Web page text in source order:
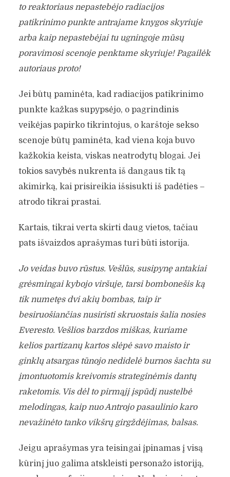
to reaktoriaus nepastebėjo radiacijos
patikrinimo punkte antrajame knygos skyriuje
arba kaip nepastebėjai tu ugningoje mūsų
poravimosi scenoje penktame skyriuje! Pagailėk
autoriaus proto!
Jei būtų paminėta, kad radiacijos patikrinimo
punkte kažkas supypsėjo, o pagrindinis
veikėjas papirko tikrintojus, o karštoje sekso
scenoje būtų paminėta, kad viena koja buvo
kažkokia keista, viskas neatrodytų blogai. Jei
tokios savybės nukrenta iš dangaus tik tą
akimirką, kai prisireikia išsisukti iš padėties –
atrodo tikrai prastai.
Kartais, tikrai verta skirti daug vietos, tačiau
pats išvaizdos aprašymas turi būti istorija.
Jo veidas buvo rūstus. Vešlūs, susipynę antakiai
grėsmingai kybojo viršuje, tarsi bombonešis ką
tik numetęs dvi akių bombas, taip ir
besiruošiančias nusiristi skruostais šalia nosies
Everesto. Vešlios barzdos miškas, kuriame
kelios partizanų kartos slėpė savo maisto ir
ginklų atsargas tūnojo nedidelė burnos šachta su
įmontuotomis kreivomis strateginėmis dantų
raketomis. Vis dėl to pirmąjį įspūdį nustelbė
melodingas, kaip nuo Antrojo pasaulinio karo
nevažinėto tanko vikšrų girgždėjimas, balsas.
Jeigu aprašymas yra teisingai įpinamas į visą
kūrinį juo galima atskleisti personažo istoriją,